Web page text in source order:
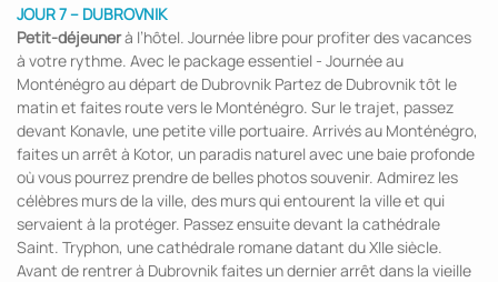
JOUR 7 – DUBROVNIK
Petit-déjeunerà l’hôtel. Journée libre pour profiter des vacances
à votre rythme. Avec le package essentiel - Journée au
Monténégro au départ de Dubrovnik Partez de Dubrovnik tôt le
matin et faites route vers le Monténégro. Sur le trajet, passez
devant Konavle, une petite ville portuaire. Arrivés au Monténégro,
faites un arrêt à Kotor, un paradis naturel avec une baie profonde
où vous pourrez prendre de belles photos souvenir. Admirez les
célèbres murs de la ville, des murs qui entourent la ville et qui
servaient à la protéger. Passez ensuite devant la cathédrale
Saint. Tryphon, une cathédrale romane datant du XIIe siècle.
Avant de rentrer à Dubrovnik faites un dernier arrêt dans la vieille